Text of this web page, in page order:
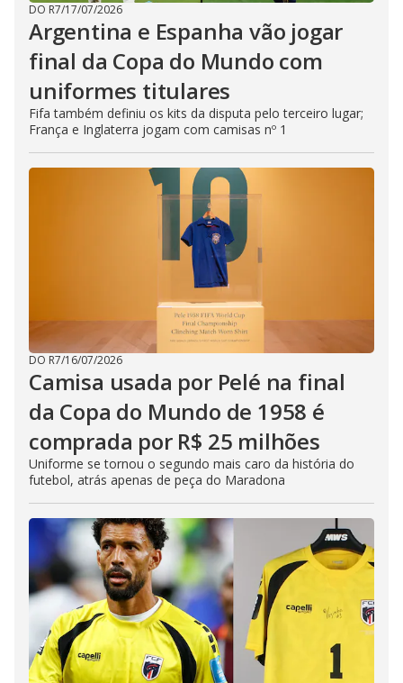
DO R7/17/07/2026
Argentina e Espanha vão jogar
final da Copa do Mundo com
uniformes titulares
Fifa também definiu os kits da disputa pelo terceiro lugar;
França e Inglaterra jogam com camisas nº 1
DO R7/16/07/2026
Camisa usada por Pelé na final
da Copa do Mundo de 1958 é
comprada por R$ 25 milhões
Uniforme se tornou o segundo mais caro da história do
futebol, atrás apenas de peça do Maradona